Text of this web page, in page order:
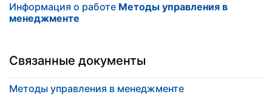
Информация о работе Методы управления в
менеджменте
Связанные документы
Методы управления в менеджменте